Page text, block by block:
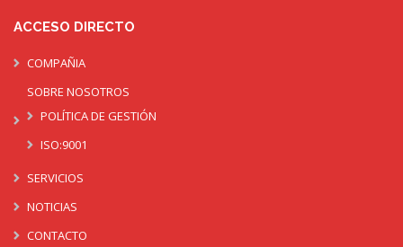
ACCESO DIRECTO
COMPAÑIA
SOBRE NOSOTROS
POLÍTICA DE GESTIÓN
ISO:9001
SERVICIOS
NOTICIAS
CONTACTO